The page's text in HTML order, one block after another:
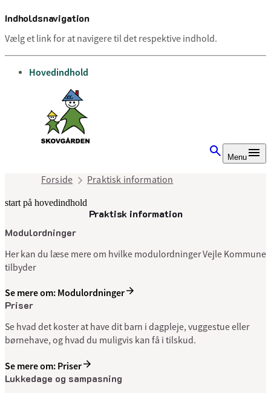
Indholdsnavigation
Vælg et link for at navigere til det respektive indhold.
gå til
Hovedindhold
Menu
Forside Praktisk information
start på hovedindhold
Praktisk information
senest opdateret 10. juli 2025
Modulordninger
Her kan du læse mere om hvilke modulordninger Vejle Kommune
tilbyder
Se mere om: Modulordninger
Priser
Se hvad det koster at have dit barn i dagpleje, vuggestue eller
børnehave, og hvad du muligvis kan få i tilskud.
Se mere om: Priser
Lukkedage og sampasning